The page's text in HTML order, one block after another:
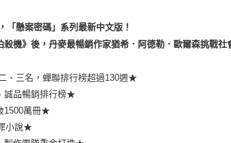
「懸案密碼」系列最新中文版！
殺機》後，丹麥最暢銷作家猶希．阿德勒．歐爾森挑戰社
、三名，蟬聯排行榜超過130週★
誠品暢銷排行榜★
1500萬冊★
小說★